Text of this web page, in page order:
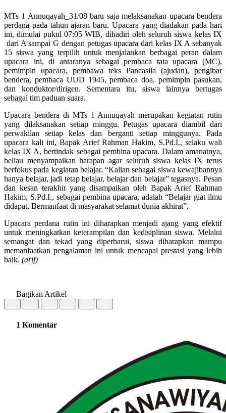
MTs 1 Annuqayah_31/08 baru saja melaksanakan upacara bendera
perdana pada tahun ajaran baru. Upacara yang diadakan pada hari
ini, dimulai pukul 07:05 WIB, dihadiri oleh seluruh siswa kelas IX
dari A sampai G dengan petugas upacara dari kelas IX A sebanyak
15 siswa yang terpilih untuk menjalankan berbagai peran dalam
upacara ini, di antaranya sebagai pembaca tata upacara (MC),
pemimpin upacara, pembawa teks Pancasila (ajudan), pengibar
bendera, pembaca UUD 1945, pembaca doa, pemimpin pasukan,
dan konduktor/dirigen. Sementara itu, siswa lainnya bertugas
sebagai tim paduan suara.
Upacara bendera di MTs 1 Annuqayah merupakan kegiatan rutin
yang dilaksanakan setiap minggu. Petugas upacara diambil dari
perwakilan setiap kelas dan berganti setiap minggunya. Pada
upacara kali ini, Bapak Arief Rahman Hakim, S.Pd.I., selaku wali
kelas IX A, bertindak sebagai pembina upacara. Dalam amanatnya,
beliau menyampaikan harapan agar seluruh siswa kelas IX terus
berfokus pada kegiatan belajar. “Kalian sebagai siswa kewajibannya
hanya belajar, jadi tetap belajar, belajar dan belajar” tegasnya. Pesan
dan kesan terakhir yang disampaikan oleh Bapak Arief Rahman
Hakim, S.Pd.I., sebagai pembina upacara, adalah “Belajar giat ilmu
didapat, Bermanfaat di masyarakat selamat dunia akhirat”.
Upacara perdana rutin ini diharapkan menjadi ajang yang efektif
untuk meningkatkan keterampilan dan kedisiplinan siswa. Melalui
semangat dan tekad yang diperbarui, siswa diharapkan mampu
memanfaatkan pengalaman ini untuk mencapai prestasi yang lebih
baik. (arif)
Bagikan Artikel
1 Komentar